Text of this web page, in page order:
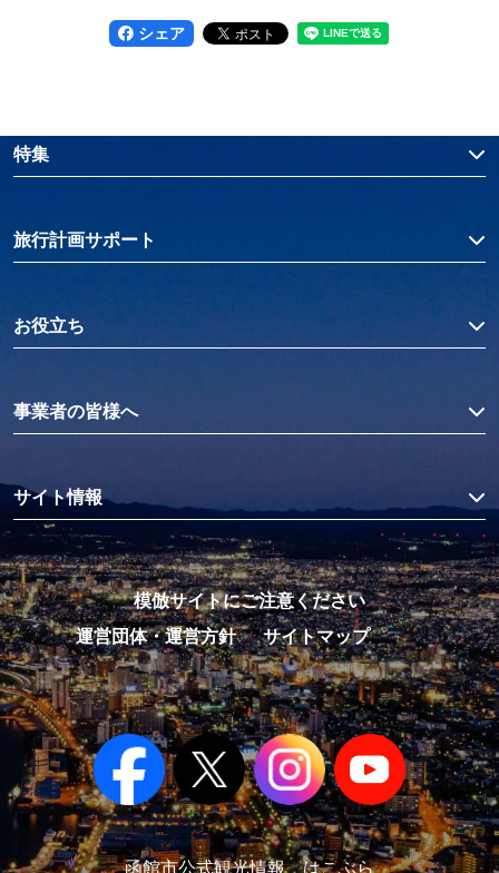
シェア
特集
旅行計画サポート
お役立ち
事業者の皆様へ
サイト情報
模倣サイトにご注意ください
運営団体・運営方針
サイトマップ
函館市公式観光情報 はこぶら